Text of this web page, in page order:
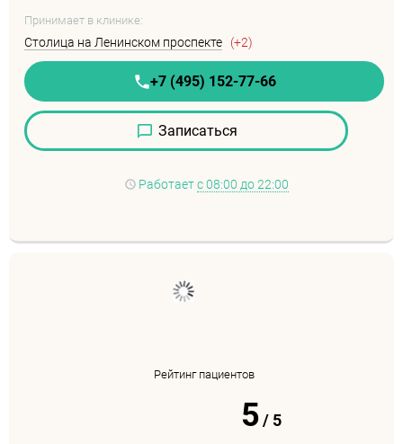
Принимает в клинике:
Столица на Ленинском проспекте (+2)
+7 (495) 152-77-66
Записаться
Работает с 08:00 до 22:00
Рейтинг пациентов
5/5